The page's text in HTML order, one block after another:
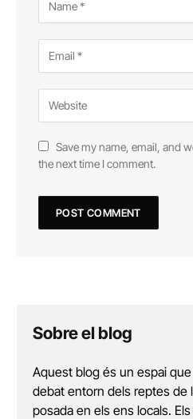
Save my name, email, and
the next time I comment.
Sobre el blog
Aquest blog és un espai
debat entorn dels reptes de
posada en els ens locals.